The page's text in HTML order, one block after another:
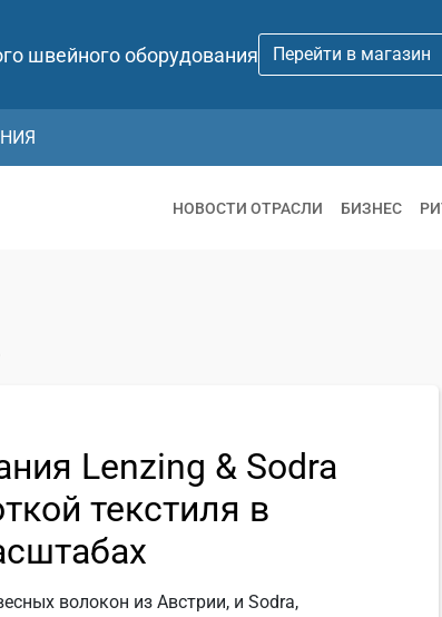
швейного оборудования Перейти в магазин
НОВОСТИ ОТРАСЛИ БИЗНЕС
Lenzing & Sodra
текстиля в
волокон из Австрии, и Sodra,